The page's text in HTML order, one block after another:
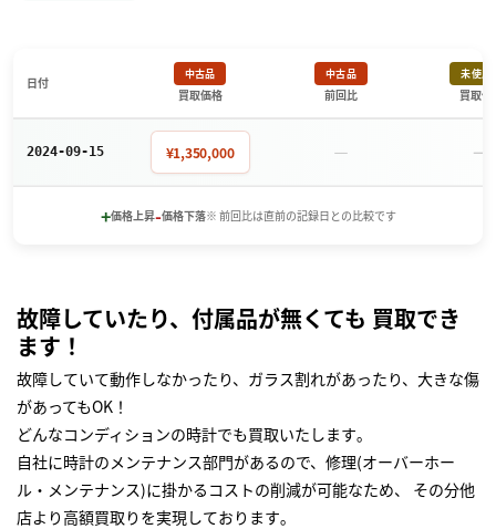
日付
中古品
買取価格
中古品
前回比
未使用
買取価
2024-09-15 ¥1,350,000 － －
+価格上昇-価格下落※ 前回比は直前の記録日との比較です
故障していたり、付属品が無くても 買取でき
ます！
故障していて動作しなかったり、ガラス割れがあったり、大きな傷
があってもOK！
どんなコンディションの時計でも買取いたします｡
自社に時計のメンテナンス部門があるので、修理(オーバーホー
ル・メンテナンス)に掛かるコストの削減が可能なため、 その分他
店より高額買取りを実現しております｡